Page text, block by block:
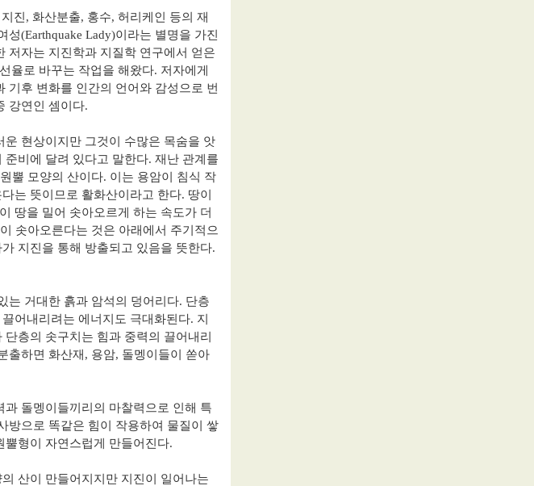
진 , 화산분출, 홍수, 허리케인 등의 재
성(Earthquake Lady)이라는 별명을 가진
저자는 지진학과 지질학 연구에서 얻은
율로 바꾸는 작업을 해왔다. 저자에게
기후 변화를 인간의 언어와 감성으로 번
강연인 셈이다.
현상이지만 그것이 수많은 목숨을 앗
준비에 달려 있다고 말한다. 재난 관계를
뿔 모양의 산이다. 이는 용암이 침식 작
는 뜻이므로 활화산이라고 한다. 땅이
땅을 밀어 솟아오르게 하는 속도가 더
솟아오른다는 것은 아래에서 주기적으
지진을 통해 방출되고 있음을 뜻한다.
는 거대한 흙과 암석의 덩어리다. 단층
어내리려는 에너지도 극대화된다. 지
층의 솟구치는 힘과 중력의 끌어내리
출하면 화산재 , 용암, 돌멩이들이 쏟아
돌멩이들끼리의 마찰력으로 인해 특
방으로 똑같은 힘이 작용하여 물질이 쌓
뿔형이 자연스럽게 만들어진다.
산이 만들어지지만 지진이 일어나는